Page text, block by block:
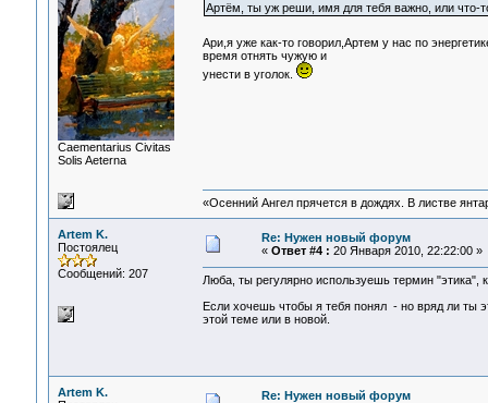
Сaementarius Civitas
Solis Aeterna
Артём, ты уж реши, имя для тебя важно, или
Ари,я уже как-то говорил,Артем у нас по
время отнять чужую и
унести в уголок.
«Осенний Ангел прячется в дождях. В листве
Artem K.
Постоялец
Сообщений: 207
Re: Нужен новый форум
« Ответ #4 : 20 Января 2010, 22:22:00 »
Люба, ты регулярно используешь термин "этика",
Если хочешь чтобы я тебя понял - но вряд ли ты
этой теме или в новой.
Artem K.
Re: Нужен новый форум